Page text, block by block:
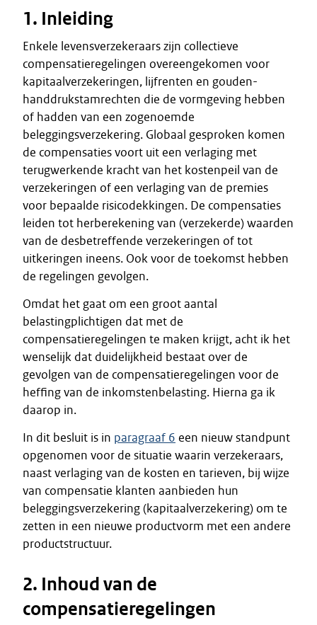
1. Inleiding
Enkele levensverzekeraars zijn collectieve
compensatieregelingen overeengekomen voor
kapitaalverzekeringen, lijfrenten en gouden-
handdrukstamrechten die de vormgeving hebben
of hadden van een zogenoemde
beleggingsverzekering. Globaal gesproken komen
de compensaties voort uit een verlaging met
terugwerkende kracht van het kostenpeil van de
verzekeringen of een verlaging van de premies
voor bepaalde risicodekkingen. De compensaties
leiden tot herberekening van (verzekerde) waarden
van de desbetreffende verzekeringen of tot
uitkeringen ineens. Ook voor de toekomst hebben
de regelingen gevolgen.
Omdat het gaat om een groot aantal
belastingplichtigen dat met de
compensatieregelingen te maken krijgt, acht ik het
wenselijk dat duidelijkheid bestaat over de
gevolgen van de compensatieregelingen voor de
heffing van de inkomstenbelasting. Hierna ga ik
daarop in.
In dit besluit is in paragraaf 6 een nieuw standpunt
opgenomen voor de situatie waarin verzekeraars,
naast verlaging van de kosten en tarieven, bij wijze
van compensatie klanten aanbieden hun
beleggingsverzekering (kapitaalverzekering) om te
zetten in een nieuwe productvorm met een andere
productstructuur.
2. Inhoud van de
compensatieregelingen